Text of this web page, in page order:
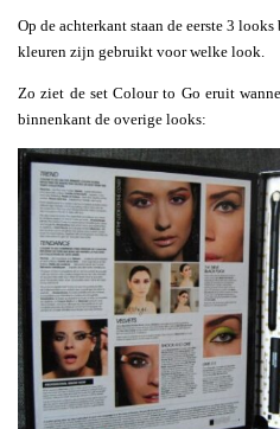
Op de achterkant staan de eerste 3
kleuren zijn gebruikt voor welke look.
Zo ziet de set Colour to Go eruit
binnenkant de overige looks: